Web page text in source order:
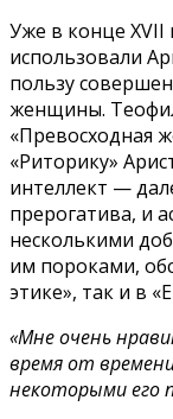
Уже в конце XVII
использовали
пользу
женщины.
«Превосходная
«Риторику»
интеллект —
прерогатива, и
несколькими
им пороками,
этике», так и в
«Мне очень
время от
некоторыми его